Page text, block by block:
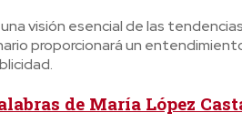
visión esencial de las
proporcionará un
de María López